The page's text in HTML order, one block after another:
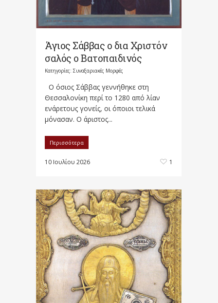
Άγιος Σάββας ο δια Χριστόν
σαλός ο Βατοπαιδινός
Κατηγορίες: Συναξαριακές Μορφές
Ο όσιος Σάββας γεννήθηκε στη
Θεσσαλονίκη περί το 1280 από λίαν
ενάρετους γονείς, οι όποιοι τελικά
μόνασαν. Ο άριστος...
Περισσότερα
10 Ιουλίου 2026 1